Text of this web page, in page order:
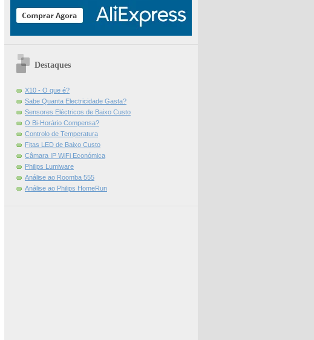
Destaques
X10 - O que é?
Sabe Quanta Electricidade Gasta?
Sensores Eléctricos de Baixo Custo
O Bi-Horário Compensa?
Controlo de Temperatura
Fitas LED de Baixo Custo
Câmara IP WiFi Económica
Philips Lumiware
Análise ao Roomba 555
Análise ao Philips HomeRun